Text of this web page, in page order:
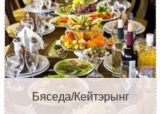
Бяседа/Кейтэрынг